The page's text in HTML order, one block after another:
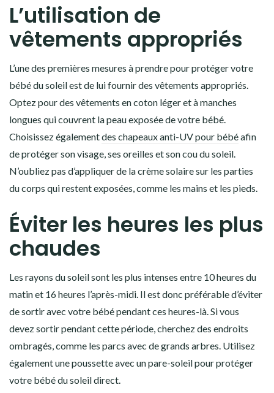
L’utilisation de
vêtements appropriés
L’une des premières mesures à prendre pour protéger votre
bébé du soleil est de lui fournir des vêtements appropriés.
Optez pour des vêtements en coton léger et à manches
longues qui couvrent la peau exposée de votre bébé.
Choisissez égalementdes chapeaux anti-UV pour bébéafin
de protéger son visage, ses oreilles et son cou du soleil.
N’oubliez pas d’appliquer de la crème solaire sur les parties
du corps qui restent exposées, comme les mains et les pieds.
Éviter les heures les plus
chaudes
Les rayons du soleil sont les plus intenses entre 10 heures du
matin et 16 heures l’après-midi. Il est donc préférable d’éviter
de sortir avec votre bébé pendant ces heures-là. Si vous
devez sortir pendant cette période, cherchez des endroits
ombragés, comme les parcs avec de grands arbres. Utilisez
également une poussette avec un pare-soleil pour protéger
votre bébé du soleil direct.